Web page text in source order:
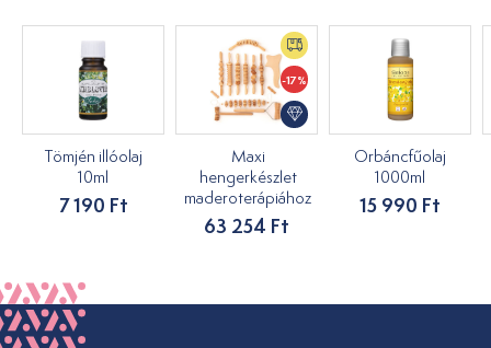
Tömjén illóolaj
10ml
7 190 Ft
-17%
Maxi
hengerkészlet
maderoterápiához
63 254 Ft
Orbáncfűolaj
1000ml
15 990 Ft